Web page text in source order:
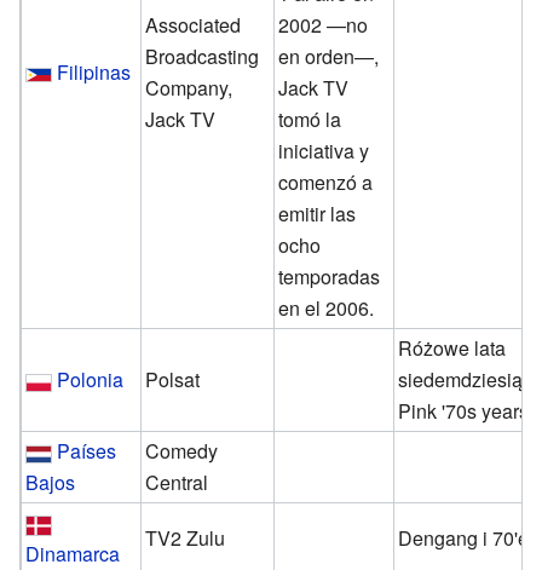
Filipinas
Associated
Broadcasting
Company,
Jack TV
2002 —no
en orden—,
Jack TV
tomó la
iniciativa y
comenzó a
emitir las
ocho
temporadas
en el 2006.
Polonia Polsat
Różowe lata
Pink '70s years
Países
Bajos
Comedy
Central
Dinamarca
TV2 Zulu
Dengang i